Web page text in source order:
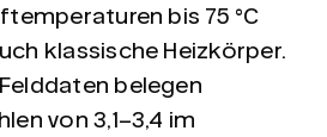
bis 75 °C
klassische Heizkörper.
belegen
von 3,1–3,4 im